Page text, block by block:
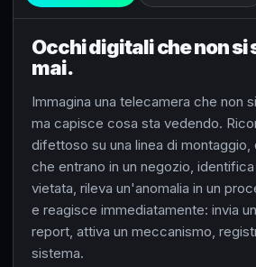
Occhi digitali che non si
mai.
Immagina una telecamera che non
ma capisce cosa sta vedendo.
difettoso su una linea di
che entrano in un negozio,
vietata, rileva un'anomalia in un
e reagisce immediatamente: invia
report, attiva un meccanismo,
sistema.